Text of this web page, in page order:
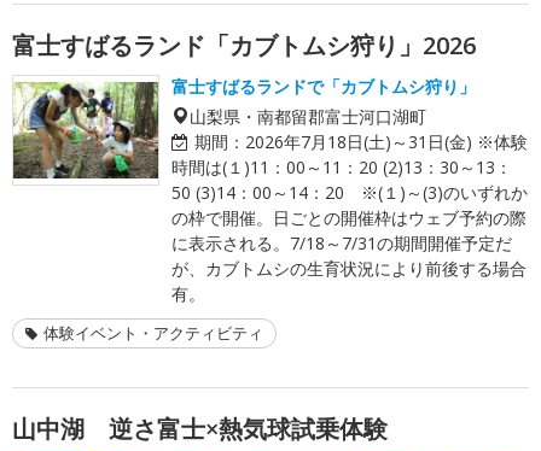
富士すばるランド「カブトムシ狩り」2026
富士すばるランドで「カブトムシ狩り」
山梨県・南都留郡富士河口湖町
期間： 2026年7月18日(土)～31日(金) ※体験
時間は(１)11：00～11：20 (2)13：30～13：
50 (3)14：00～14：20 ※(１)～(3)のいずれか
の枠で開催。日ごとの開催枠はウェブ予約の際
に表示される。7/18～7/31の期間開催予定だ
が、カブトムシの生育状況により前後する場合
有。
体験イベント・アクティビティ
山中湖 逆さ富士×熱気球試乗体験